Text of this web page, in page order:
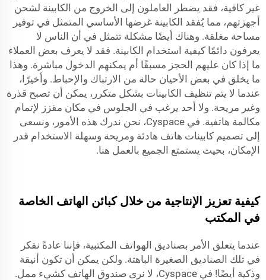
غير كافية، فقد يضطر العاملون إلى الخروج من الكابينة لشحن
أجهزتهم، مما يُفقد الكابينة غرضها الأساسي المتمثل في توفير
مساحة مغلقة. وهناك أيضًا مشكلة تتمثل في أن الناس لا
يعرفون دائمًا كيفية استخدام الكابينة. فقد لا يعرف بعض العملاء
ما إذا كان عليهم الحجز مسبقًا أم يمكنهم الدخول مباشرة. وهذا
ما يخلق في بعض الأحيان حالة من الارتباك والإحباط. وأخيرًا،
عندما لا يتم تنظيف الكابينات بشكل متكرر، يمكن أن تصبح قذرة
وغير مريحة. ولا أحد يرغب في الجلوس في مكان مقزز لإتمام
مكالمة هاتفية. في Cyspace، نحن ندرك هذه الأمور، ونسعى
إلى تصميم كابينات هاتف هادئة ومريحة وسهلة الاستخدام قدر
الإمكان، بحيث يستمتع الجميع بالعمل هنا.
كيفية تعزيز الإنتاجية من خلال كبائن الهاتف الخاصة
في المكتب
عندما يتعلق الأمر بصناديق الهواتف المكتبية، فإننا عادةً نفكر
في تلك الصناديق الصغيرة الباهتة. ولكن يمكن أن تكون أنيقة
وذكية أيضًا! في Cyspace، لا نرى صندوق الهاتف كشيء ممل.